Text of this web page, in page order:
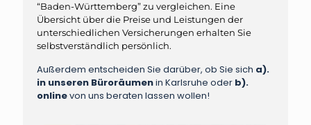
“Baden-Württemberg” zu vergleichen. Eine
Übersicht über die Preise und Leistungen der
unterschiedlichen Versicherungen erhalten Sie
selbstverständlich persönlich.
Außerdem entscheiden Sie darüber, ob Sie sich a).
in unseren Büroräumenin Karlsruhe oder b).
onlinevon uns beraten lassen wollen!